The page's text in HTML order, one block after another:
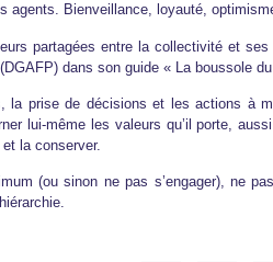
agents. Bienveillance, loyauté,
partagées entre la collectivité et
dans son guide « La boussole
prise de décisions et les actions à
lui-même les valeurs qu’il porte,
la conserver.
(ou sinon ne pas s’engager), ne